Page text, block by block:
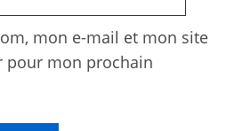
mon e-mail et mon site
pour mon prochain